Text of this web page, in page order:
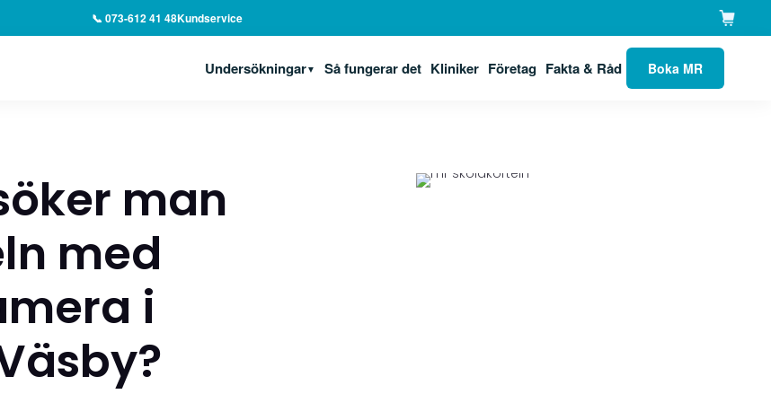
📞 073-612 41 48Kundservice
Undersökningar▼ Så fungerar det Kliniker Företag Fakta & Råd Boka MR
man
med
i